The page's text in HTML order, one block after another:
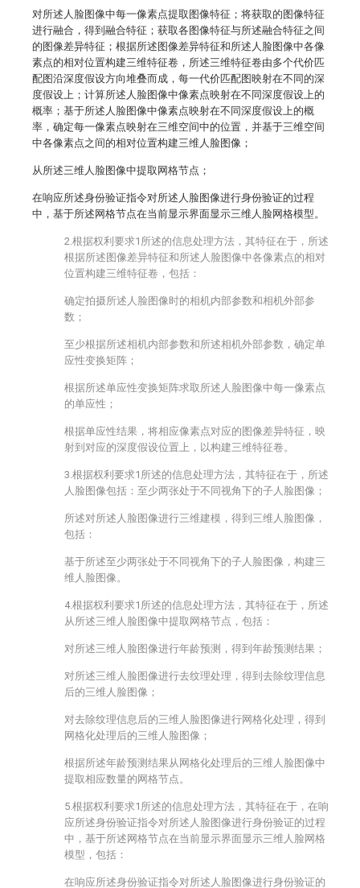
对所述人脸图像中每一像素点提取图像特征；将获取的图像特征
进行融合，得到融合特征；获取各图像特征与所述融合特征之间
的图像差异特征；根据所述图像差异特征和所述人脸图像中各像
素点的相对位置构建三维特征卷，所述三维特征卷由多个代价匹
配图沿深度假设方向堆叠而成，每一代价匹配图映射在不同的深
度假设上；计算所述人脸图像中像素点映射在不同深度假设上的
概率；基于所述人脸图像中像素点映射在不同深度假设上的概
率，确定每一像素点映射在三维空间中的位置，并基于三维空间
中各像素点之间的相对位置构建三维人脸图像；
从所述三维人脸图像中提取网格节点；
在响应所述身份验证指令对所述人脸图像进行身份验证的过程
中，基于所述网格节点在当前显示界面显示三维人脸网格模型。
2.根据权利要求1所述的信息处理方法，其特征在于，所述
根据所述图像差异特征和所述人脸图像中各像素点的相对
位置构建三维特征卷，包括：
确定拍摄所述人脸图像时的相机内部参数和相机外部参
数；
至少根据所述相机内部参数和所述相机外部参数，确定单
应性变换矩阵；
根据所述单应性变换矩阵求取所述人脸图像中每一像素点
的单应性；
根据单应性结果，将相应像素点对应的图像差异特征，映
射到对应的深度假设位置上，以构建三维特征卷。
3.根据权利要求1所述的信息处理方法，其特征在于，所述
人脸图像包括：至少两张处于不同视角下的子人脸图像；
所述对所述人脸图像进行三维建模，得到三维人脸图像，
包括：
基于所述至少两张处于不同视角下的子人脸图像，构建三
维人脸图像。
4.根据权利要求1所述的信息处理方法，其特征在于，所述
从所述三维人脸图像中提取网格节点，包括：
对所述三维人脸图像进行年龄预测，得到年龄预测结果；
对所述三维人脸图像进行去纹理处理，得到去除纹理信息
后的三维人脸图像；
对去除纹理信息后的三维人脸图像进行网格化处理，得到
网格化处理后的三维人脸图像；
根据所述年龄预测结果从网格化处理后的三维人脸图像中
提取相应数量的网格节点。
5.根据权利要求1所述的信息处理方法，其特征在于，在响
应所述身份验证指令对所述人脸图像进行身份验证的过程
中，基于所述网格节点在当前显示界面显示三维人脸网格
模型，包括：
在响应所述身份验证指令对所述人脸图像进行身份验证的